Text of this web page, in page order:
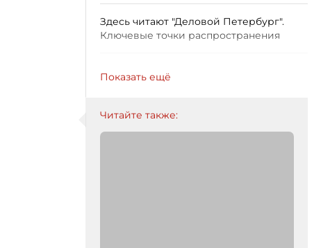
Здесь читают "Деловой Петербург".
Ключевые точки распространения
Показать ещё
Читайте также: